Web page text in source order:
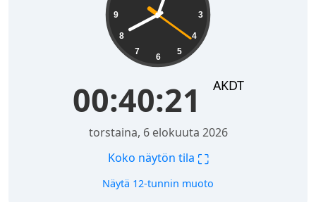
3
4
5
6
7
8
9
00:40:21 AKDT
torstaina, 6 elokuuta 2026
Koko näytön tila ⛶
Näytä 12-tunnin muoto